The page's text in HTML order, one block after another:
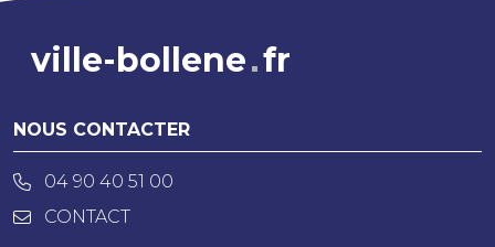
ville-bollene fr
NOUS CONTACTER
04 90 40 51 00
CONTACT